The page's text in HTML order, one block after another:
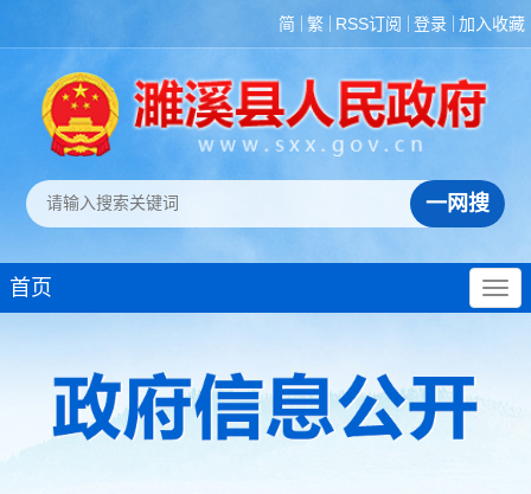
简 繁 RSS订阅 登录 加入收藏
首页
政策法规
重大决策预公开
决策部署落实情况
建议提案办理
机构设置
人事信息